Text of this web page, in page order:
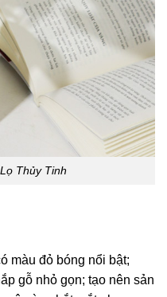
Thủy Tinh
màu đỏ bóng nổi bật;
gỗ nhỏ gọn; tạo nên sản